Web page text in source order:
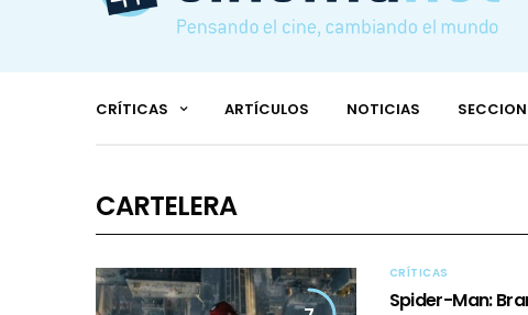
CRÍTICAS ARTÍCULOS NOTICIAS
CARTELERA
CRÍTICAS
Spider-Man: